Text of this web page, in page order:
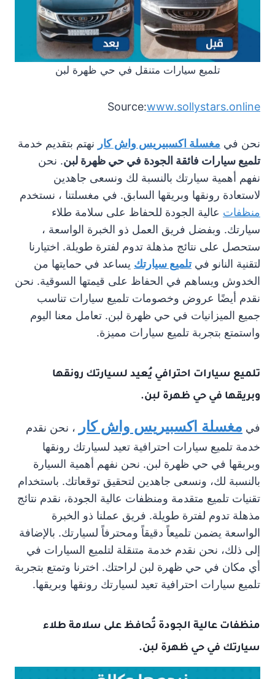
تلميع سيارات متنقل في حي ظهرة لبن
Source:www.sollystars.online
نحن في مغسلة اكسبيريس واش كار نهتم بتقديم خدمة
تلميع سيارات فائقة الجودة في حي ظهرة لبن. نحن
نفهم أهمية سيارتك بالنسبة لك ونسعى جاهدين
لاستعادة رونقها وبريقها السابق. في مغسلتنا ، نستخدم
منظفات عالية الجودة للحفاظ على سلامة طلاء
سيارتك. وبفضل فريق العمل ذو الخبرة الواسعة ،
ستحصل على نتائج مذهلة تدوم لفترة طويلة. اختيارنا
لتقنية النانو فيتلميع سيارتك يساعد في حمايتها من
الخدوش ويساهم في الحفاظ على قيمتها السوقية. نحن
نقدم أيضًا عروض وخصومات تلميع سيارات تناسب
جميع الميزانيات في حي ظهرة لبن. تعامل معنا اليوم
واستمتع بتجربة تلميع سيارات مميزة.
تلميع سيارات احترافي يُعيد لسيارتك رونقها
وبريقها في حي ظهرة لبن.
في مغسلة اكسبيريس واش كار
، نحن نقدم
خدمة تلميع سيارات احترافية تعيد لسيارتك رونقها
وبريقها في حي ظهرة لبن. نحن نفهم أهمية السيارة
بالنسبة لك، ونسعى جاهدين لتحقيق توقعاتك. باستخدام
تقنيات تلميع متقدمة ومنظفات عالية الجودة، نقدم نتائج
مذهلة تدوم لفترة طويلة. فريق عملنا ذو الخبرة
الواسعة يضمن تلميعاً دقيقاً ومحترفاً لسيارتك. بالإضافة
إلى ذلك، نحن نقدم خدمة متنقلة لتلميع السيارات في
أي مكان في حي ظهرة لبن لراحتك. اخترنا وتمتع بتجربة
تلميع سيارات احترافية تعيد لسيارتك رونقها وبريقها.
منظفات عالية الجودة تُحافظ على سلامة طلاء
سيارتك في حي ظهرة لبن.